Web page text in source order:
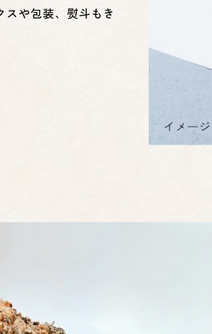
や包装、熨斗もき